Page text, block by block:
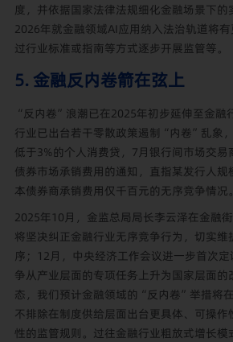
度，并依据国家法律法规细化金融场景下的
2026年就金融领域AI应用纳入法治轨道将
过行业标准或指南等方式逐步开展监管等。
5. 金融反内卷箭在弦上
“反内卷”浪潮已在2025年初步延伸至金融
行业已出台若干零散政策遏制“内卷”乱象
低于3%的个人消费贷，7月银行间市场交易
债券市场承销费用的通知，直指某发行人
本债券商承销费用仅千百元的无序竞争情况。
2025年10月，金监总局局长李云泽在金融街
将坚决纠正金融行业无序竞争行为，切实维
序；12月，中央经济工作会议进一步首次
争从产业层面的专项任务上升为国家层面的
态，我们预计金融领域的“反内卷”举措将
不排除在制度供给层面出台更具体、可操作
性的监管规则。过往金融行业粗放式增长模